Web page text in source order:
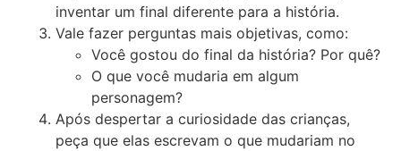
inventar um final diferente para a história.
Vale fazer perguntas mais objetivas, como:
Você gostou do final da história? Por quê?
O que você mudaria em algum
personagem?
Após despertar a curiosidade das crianças,
peça que elas escrevam o que mudariam no